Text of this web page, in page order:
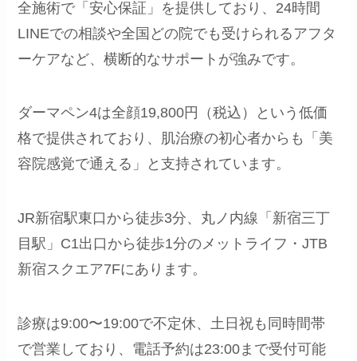
全施術で「安心保証」を提供しており、24時間
LINEでの相談や全国どの院でも受けられるアフタ
ーケアなど、横断的なサポートが強みです。
ダーマペン4は全顔19,800円（税込）という低価
格で提供されており、肌治療の初心者からも「美
容院感覚で通える」と支持されています。
JR新宿駅東口から徒歩3分、丸ノ内線「新宿三丁
目駅」C1出口から徒歩1分のメットライフ・JTB
新宿スクエア7Fにあります。
診療は9:00〜19:00で不定休、土日祝も同時間帯
で営業しており、電話予約は23:00まで受付可能